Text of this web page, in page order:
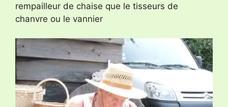
rempailleur de chaise que le tisseurs de
chanvre ou le vannier